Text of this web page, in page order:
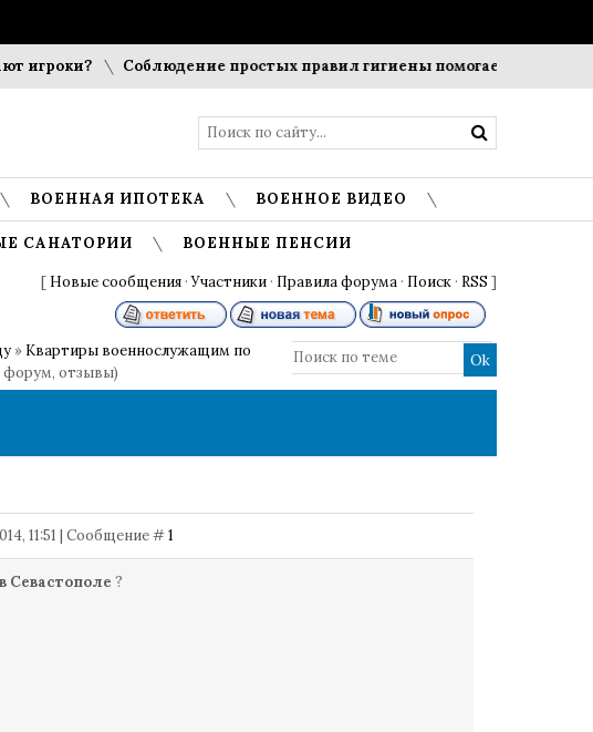
Соблюдение простых правил гигиены помогает сохранить
ВОЕННАЯ ИПОТЕКА ВОЕННОЕ ВИДЕО
САНАТОРИИ ВОЕННЫЕ ПЕНСИИ
[ Новые сообщения ·Участники · Правила форума · Поиск · RSS ]
» Квартиры военнослужащим по
отзывы)
11:51 | Сообщение #1
Севастополе ?